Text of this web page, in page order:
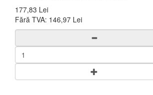
177,83 Lei
Fără TVA: 146,97 Lei